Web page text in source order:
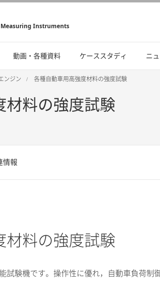
Instruments
動画・各種資料 ケーススタディ ニ
ンジン 各種自動車用高強度材料の強度試験
材料の強度試験
情報
材料の強度試験
試験機です。操作性に優れ，自動車負荷